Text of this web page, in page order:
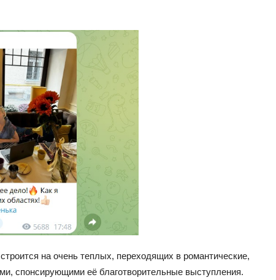
на очень теплых, переходящих в романтические,
спонсирующими её благотворительные выступления.